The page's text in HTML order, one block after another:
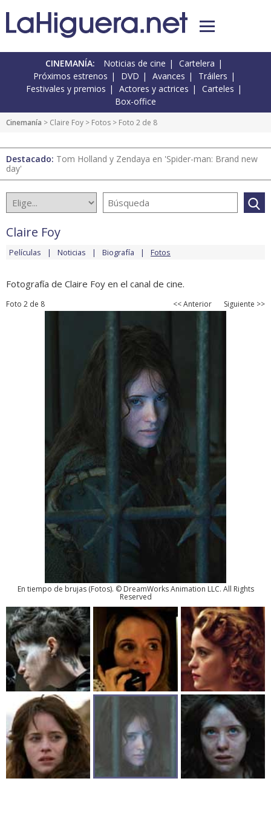
CINEMANÍA: Noticias de cine
Cartelera
Próximos estrenos
DVD Avances
Tráilers
Festivales y premios
Actores y actrices
Carteles
Box-office
Cinemanía > Claire Foy > Fotos > Foto 2 de 8
Destacado: Tom Holland y Zendaya en 'Spider-man: Brand new
day'
Claire Foy
Películas Noticias Biografía Fotos
Fotografía de Claire Foy en el canal de cine.
Foto 2 de 8 << Anterior Siguiente >>
En tiempo de brujas(Fotos). © DreamWorks Animation LLC. All Rights
Reserved